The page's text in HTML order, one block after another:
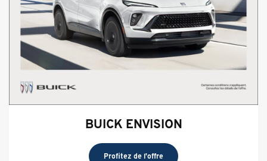
BUICK ENVISION
Profitez de l'offre